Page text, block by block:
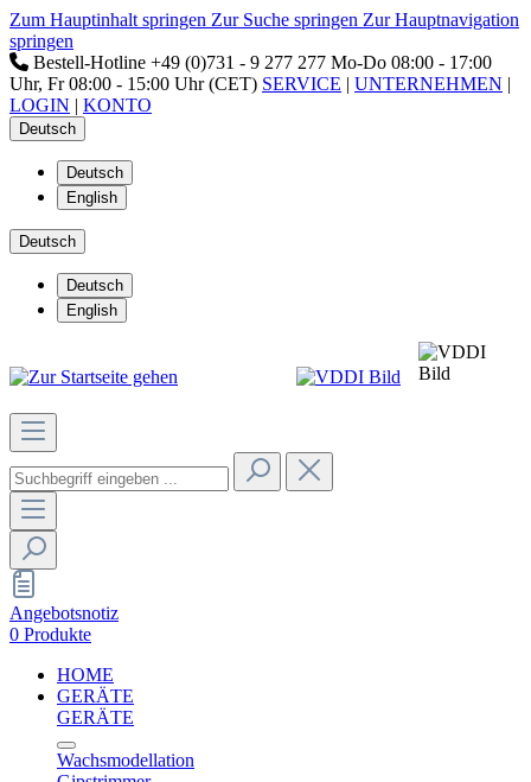
Zum Hauptinhalt springen Zur Suche springen Zur Hauptnavigation
springen
Bestell-Hotline +49 (0)731 - 9 277 277 Mo-Do 08:00 - 17:00
Uhr, Fr 08:00 - 15:00 Uhr (CET) SERVICE | UNTERNEHMEN |
LOGIN | KONTO
Deutsch
Deutsch
English
Deutsch
Deutsch
English
Angebotsnotiz
0 Produkte
HOME
GERÄTE
GERÄTE
Wachsmodellation